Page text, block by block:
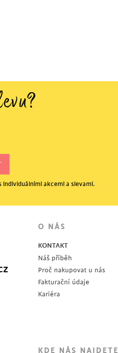
individuálními akcemi a slevami.
O NÁS
KONTAKT
Náš příběh
Proč nakupovat u nás
Fakturační údaje
Kariéra
KDE NÁS NAJDETE